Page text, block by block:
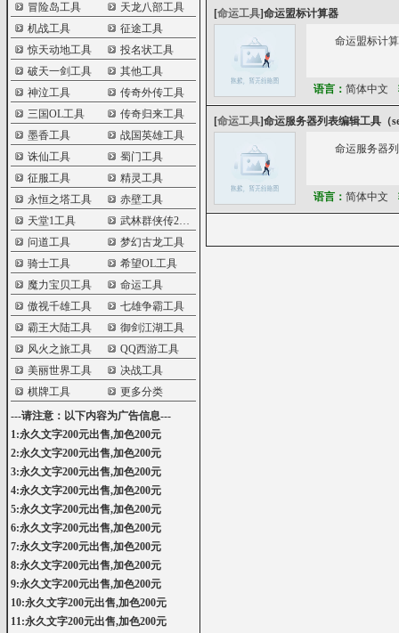
冒险岛工具
天龙八部工具
机战工具
征途工具
惊天动地工具
投名状工具
破天一剑工具
其他工具
神泣工具
传奇外传工具
三国OL工具
传奇归来工具
墨香工具
战国英雄工具
诛仙工具
蜀门工具
征服工具
精灵工具
永恒之塔工具
赤壁工具
天堂1工具
武林群侠传2工具
问道工具
梦幻古龙工具
骑士工具
希望OL工具
魔力宝贝工具
命运工具
傲视千雄工具
七雄争霸工具
霸王大陆工具
御剑江湖工具
风火之旅工具
QQ西游工具
美丽世界工具
决战工具
棋牌工具
更多分类
---请注意：以下内容为广告信息---
1:永久文字200元出售,加色200元
2:永久文字200元出售,加色200元
3:永久文字200元出售,加色200元
4:永久文字200元出售,加色200元
5:永久文字200元出售,加色200元
6:永久文字200元出售,加色200元
7:永久文字200元出售,加色200元
8:永久文字200元出售,加色200元
9:永久文字200元出售,加色200元
10:永久文字200元出售,加色200元
11:永久文字200元出售,加色200元
[命运工具]命运盟标计算器
命运盟标计
语言： 简体中文
[命运工具]命运服务器列表编辑工具（
命运服务器
语言： 简体中文